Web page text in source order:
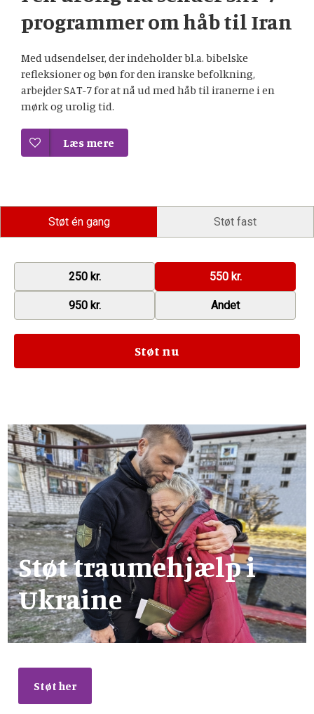
programmer om håb til Iran
Med udsendelser, der indeholder bl.a. bibelske
refleksioner og bøn for den iranske befolkning,
arbejder SAT-7 for at nå ud med håb til iranerne i en
mørk og urolig tid.
Læs mere
Støt én gang Støt fast
250 kr. 550 kr.
950 kr. Andet
Støt traumehjælp i
Ukraine
Støt her